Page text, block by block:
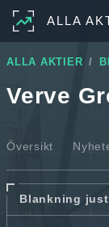
ALLA
ALLA AKTIER
Verve
Översikt
Blankning